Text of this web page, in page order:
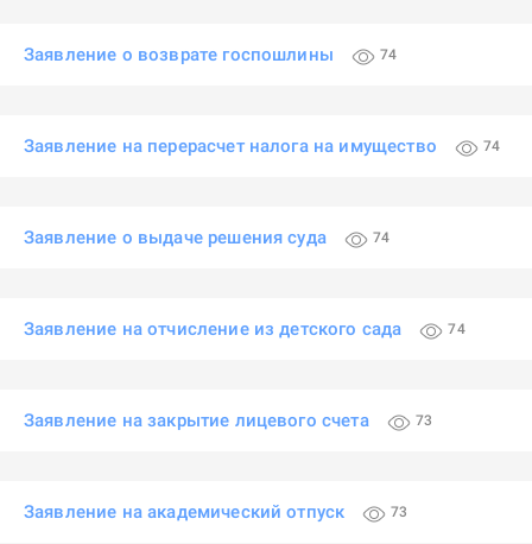
Заявление о возврате госпошлины 74
Заявление на перерасчет налога на имущество 74
Заявление о выдаче решения суда 74
Заявление на отчисление из детского сада 74
Заявление на закрытие лицевого счета 73
Заявление на академический отпуск 73